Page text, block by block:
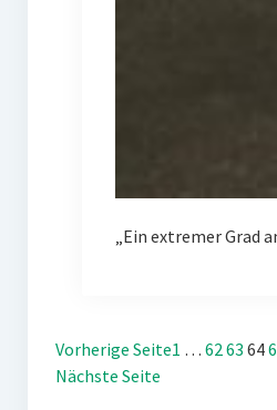
„Ein extremer Grad
Vorherige Seite1 … 6263 64
Nächste Seite